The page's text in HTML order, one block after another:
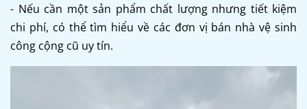
- Nếu cần một sản phẩm chất lượng nhưng tiết kiệm
chi phí, có thể tìm hiểu về các đơn vị bán nhà vệ sinh
công cộng cũ uy tín.